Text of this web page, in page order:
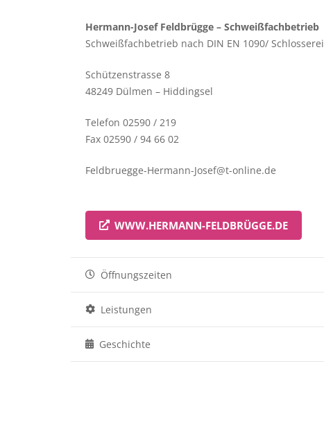
Hermann-Josef Feldbrügge – Schweißfachbetrieb
Schweißfachbetrieb nach DIN EN 1090/ Schlosserei
Schützenstrasse 8
48249 Dülmen – Hiddingsel
Telefon 02590 / 219
Fax 02590 / 94 66 02
Feldbruegge-Hermann-Josef@t-online.de
WWW.HERMANN-FELDBRÜGGE.DE
Öffnungszeiten
Leistungen
Geschichte